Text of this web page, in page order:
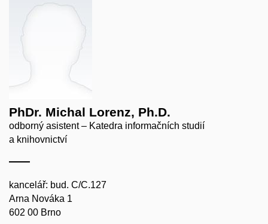
PhDr. Michal Lorenz, Ph.D.
odborný asistent – Katedra informačních studií
a knihovnictví
kancelář: bud. C/C.127
Arna Nováka 1
602 00 Brno